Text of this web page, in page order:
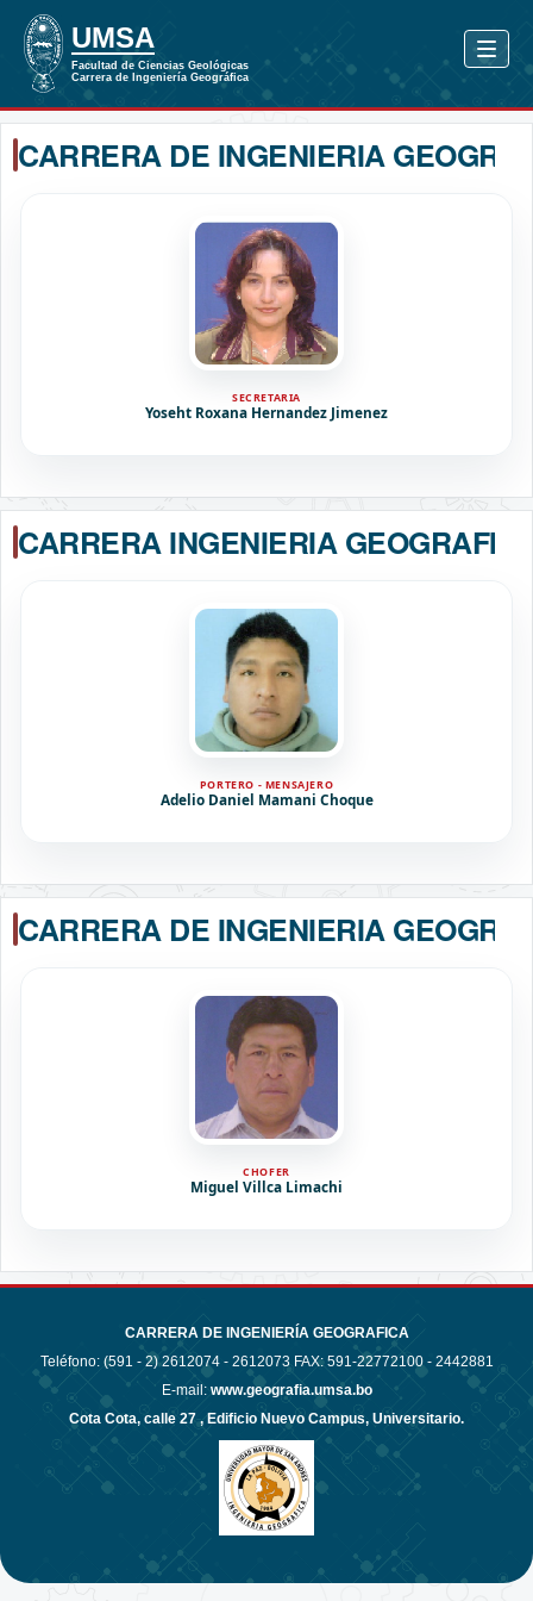
CARRERA DE INGENIERIA
SECRETARIA
Yoseht Roxana Hernandez Jimenez
CARRERA INGENIERIA
PORTERO - MENSAJERO
Adelio Daniel Mamani Choque
CARRERA DE INGENIERIA
CHOFER
Miguel Villca Limachi
CARRERA DE INGENIERÍA GEOGRAFICA
Teléfono: (591 - 2) 2612074 - 2612073 FAX: 591-22772100 - 2442881
E-mail: www.geografia.umsa.bo
Cota Cota, calle 27 , Edificio Nuevo Campus, Universitario.